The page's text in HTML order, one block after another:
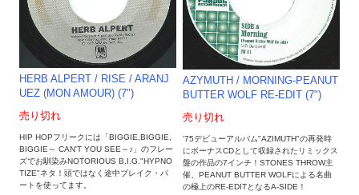
HERB ALPERT / RISE / ARANJ
UEZ (MON AMOUR) (7")
売り切れ
HIP HOPフリークには「BIGGIE,BIGGIE,
BIGGIE～ CAN'T YOU SEE～♪」のフレー
ズでお馴染みNOTORIOUS B.I.G."HYPNO
TIZE"ネタ！頭ではなく途中ブレイク・パ
ートを使ってます。
AZYMUTH / MORNING-PEANUT
BUTTER WOLF RE-EDIT (7")
売り切れ
'75デビューアルバム"AZIMUTH"の再発時
にボーナスCDとして収録されたリミックス
盤の作品の7インチ！STONES THROW主
催、PEANUT BUTTER WOLFによる名曲
の極上のRE-EDITとなるA-SIDE！